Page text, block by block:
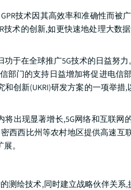
技术因其高效率和准确性而被
术的创新,如更快速地处理大数
于在全球推广5G技术的日益努
门的支持日益增加将促进电信
创新(UKRI)研发方案的一项举
出现显著增长,5G网络和互联网
西西比州等农村地区提供高速
。
测绘技术,同时建立战略伙伴关